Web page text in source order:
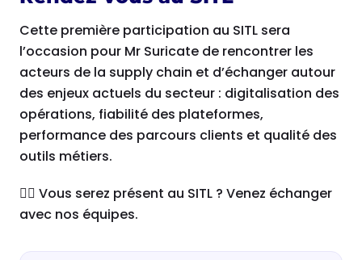
Cette première participation au SITL sera
l’occasion pour Mr Suricate de rencontrer les
acteurs de la supply chain et d’échanger autour
des enjeux actuels du secteur : digitalisation des
opérations, fiabilité des plateformes,
performance des parcours clients et qualité des
outils métiers.
👉🏼 Vous serez présent au SITL ? Venez échanger
avec nos équipes.